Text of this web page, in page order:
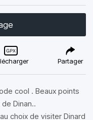
Partager
cool . Beaux points
Dinan..
choix de visiter Dinard